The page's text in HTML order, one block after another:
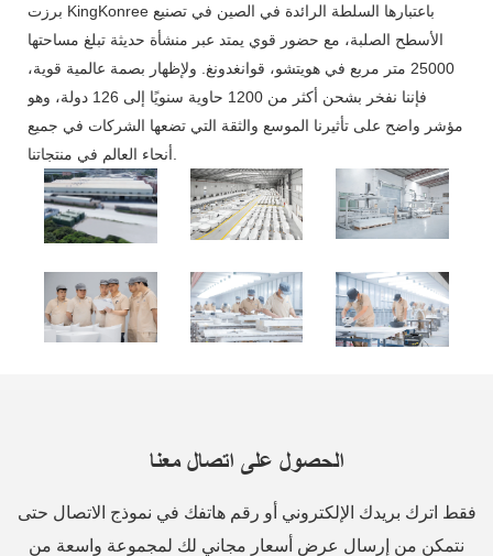
برزت KingKonree باعتبارها السلطة الرائدة في الصين في تصنيع
الأسطح الصلبة، مع حضور قوي يمتد عبر منشأة حديثة تبلغ مساحتها
25000 متر مربع في هويتشو، قوانغدونغ. ولإظهار بصمة عالمية قوية،
فإننا نفخر بشحن أكثر من 1200 حاوية سنويًا إلى 126 دولة، وهو
مؤشر واضح على تأثيرنا الموسع والثقة التي تضعها الشركات في جميع
الحصول على اتصال معنا
فقط اترك بريدك الإلكتروني أو رقم هاتفك في نموذج الاتصال حتى
نتمكن من إرسال عرض أسعار مجاني لك لمجموعة واسعة من